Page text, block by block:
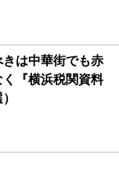
は中華街でも赤
『横浜税関資料